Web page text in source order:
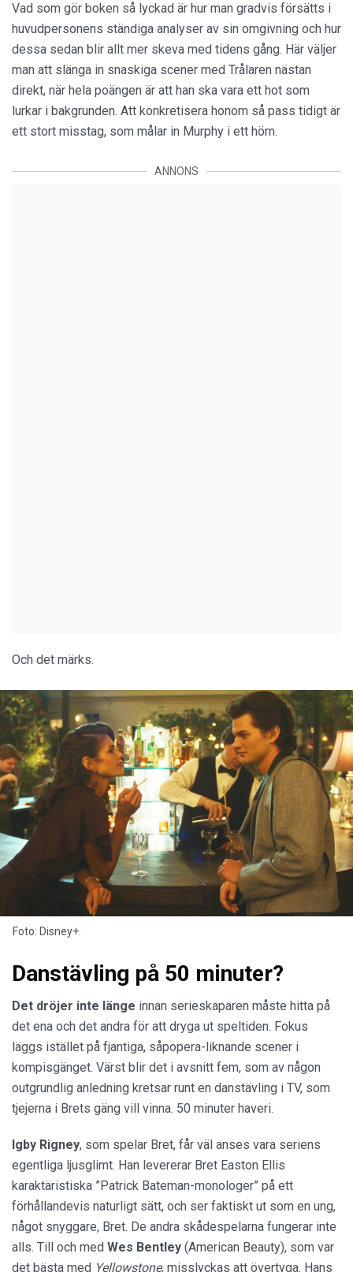
Vad som gör boken så lyckad är hur man gradvis försätts i
huvudpersonens ständiga analyser av sin omgivning och hur
dessa sedan blir allt mer skeva med tidens gång. Här väljer
man att slänga in snaskiga scener med Trålaren nästan
direkt, när hela poängen är att han ska vara ett hot som
lurkar i bakgrunden. Att konkretisera honom så pass tidigt är
ett stort misstag, som målar in Murphy i ett hörn.
ANNONS
Och det märks.
Foto: Disney+.
Danstävling på 50 minuter?
Det dröjer inte länge innan serieskaparen måste hitta på
det ena och det andra för att dryga ut speltiden. Fokus
läggs istället på fjantiga, såpopera-liknande scener i
kompisgänget. Värst blir det i avsnitt fem, som av någon
outgrundlig anledning kretsar runt en danstävling i TV, som
tjejerna i Brets gäng vill vinna. 50 minuter haveri.
Igby Rigney, som spelar Bret, får väl anses vara seriens
egentliga ljusglimt. Han levererar Bret Easton Ellis
karaktäristiska ”Patrick Bateman-monologer” på ett
förhållandevis naturligt sätt, och ser faktiskt ut som en ung,
något snyggare, Bret. De andra skådespelarna fungerar inte
alls. Till och med Wes Bentley (American Beauty), som var
det bästa med Yellowstone, misslyckas att övertyga. Hans